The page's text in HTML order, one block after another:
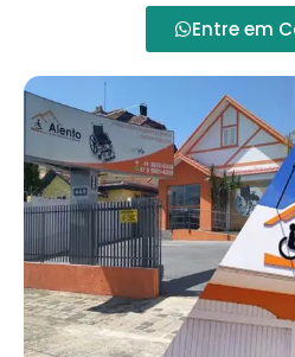
Entre em